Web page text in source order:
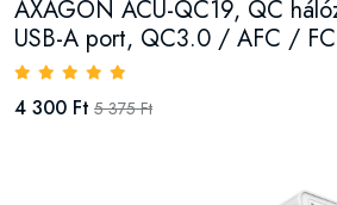
AXAGON ACU-QC19, QC
USB-A port, QC3.0 / AFC /
4 300 Ft 5 375 Ft